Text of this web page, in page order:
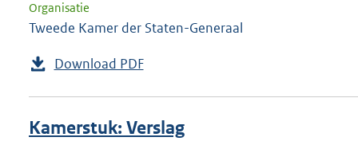
Organisatie
Tweede Kamer der Staten-Generaal
Download PDF
Kamerstuk: Verslag